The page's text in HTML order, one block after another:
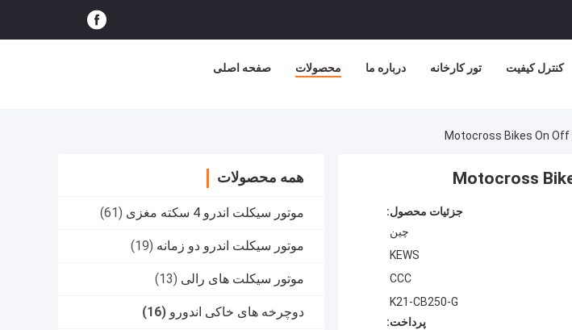
صفحه اصلی محصولات درباره ما تور کارخانه کنترل کیفیت
همه محصولات
موتور سیکلت اندرو 4 سکته مغزی (61)
موتور سیکلت اندرو دو زمانه (19)
موتور سیکلت های رالی (13)
دوچرخه های خاکی اندورو (16)
جزئیات محصول:
چین
KEWS
CCC
K21-CB250-G
پرداخت: